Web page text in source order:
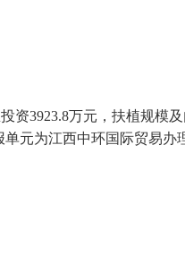
3923.8万元，扶植规模及
元为江西中环国际贸易办